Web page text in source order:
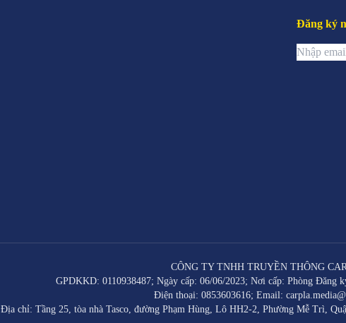
Đăng ký
CÔNG TY TNHH TRUYỀN THÔNG
GPDKKD: 0110938487; Ngày cấp: 06/06/2023; Nơi cấp: Phòng
Điện thoại: 0853603616; Email:
Địa chỉ: Tầng 25, tòa nhà Tasco, đường Phạm Hùng, Lô HH2-2, Phường Mễ Trì,